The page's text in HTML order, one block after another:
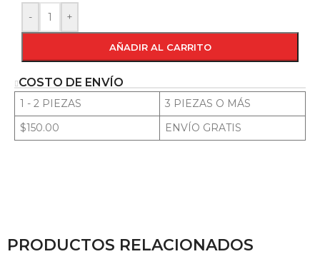
- +
AÑADIR AL CARRITO
COSTO DE ENVÍO
1 - 2 PIEZAS
3 PIEZAS O MÁS
$150.00
ENVÍO GRATIS
PRODUCTOS RELACIONADOS